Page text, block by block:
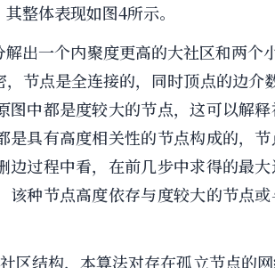
整体表现如图4所示。
出一个内聚度更高的大社区和两个
节点是全连接的，同时顶点的边介
中都是度较大的节点，这可以解
具有高度相关性的节点构成的，
边过程中看，在前几步中求得的最
该种节点高度依存与度较大的节点
区结构，本算法对存在孤立节点的